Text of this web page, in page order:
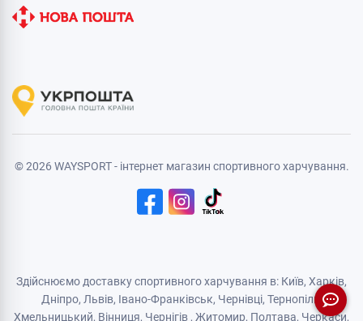
© 2026 WAYSPORT - інтернет магазин спортивного харчування.
Здійснюємо доставку спортивного харчування в: Київ, Харків,
Дніпро, Львів, Івано-Франківськ, Чернівці, Тернопіль
Хмельницький, Вінниця, Чернігів , Житомир, Полтава, Черкаси,